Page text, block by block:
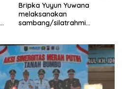
Bripka Yuyun Yuwana
melaksanakan
sambang/silatrahmi
BEYOND TRUST PRESISI